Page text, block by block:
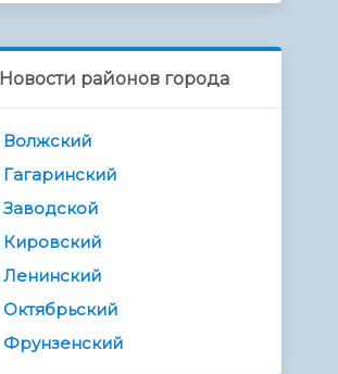
Новости районов города
Волжский
Гагаринский
Заводской
Кировский
Ленинский
Октябрьский
Фрунзенский